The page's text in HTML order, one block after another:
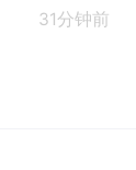
31分钟前